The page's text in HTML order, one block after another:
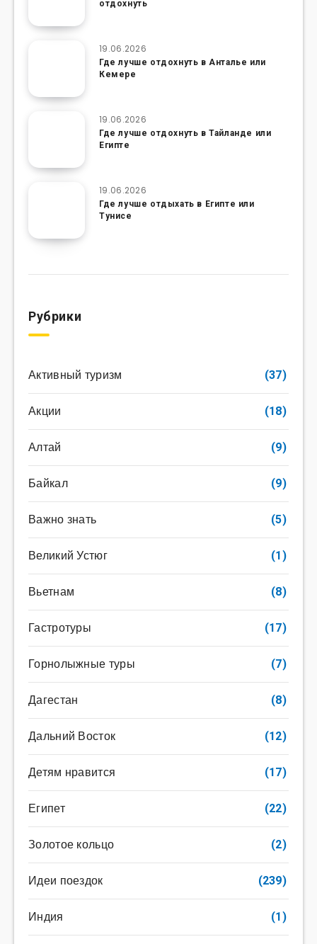
отдохнуть
19.06.2026
Где лучше отдохнуть в Анталье или
Кемере
19.06.2026
Где лучше отдохнуть в Тайланде или
Египте
19.06.2026
Где лучше отдыхать в Египте или
Тунисе
Рубрики
Активный туризм (37)
Акции (18)
Алтай (9)
Байкал (9)
Важно знать (5)
Великий Устюг (1)
Вьетнам (8)
Гастротуры (17)
Горнолыжные туры (7)
Дагестан (8)
Дальний Восток (12)
Детям нравится (17)
Египет (22)
Золотое кольцо (2)
Идеи поездок (239)
Индия (1)